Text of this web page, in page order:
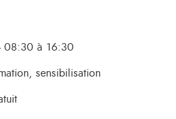
08:30 à 16:30
sensibilisation